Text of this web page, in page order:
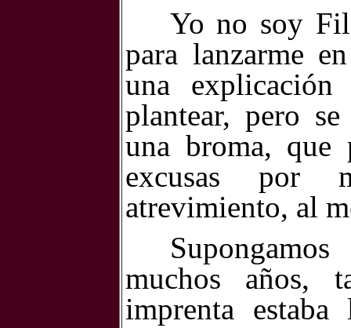
Yo no soy
para lanzarme
una
plantear, pero
una broma, que
excusas por
atrevimiento, al
muchos años,
imprenta